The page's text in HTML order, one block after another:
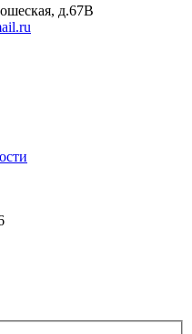
д.67В